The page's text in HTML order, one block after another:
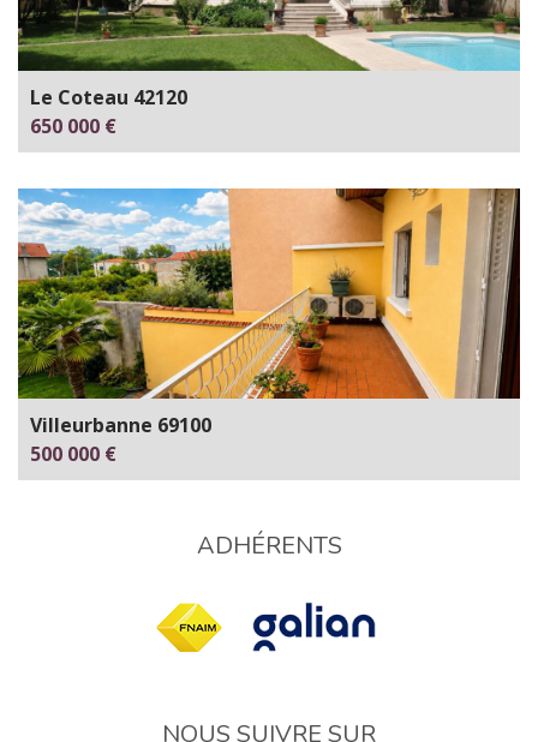
Le Coteau 42120
650 000 €
Villeurbanne 69100
500 000 €
ADHÉRENTS
NOUS SUIVRE SUR